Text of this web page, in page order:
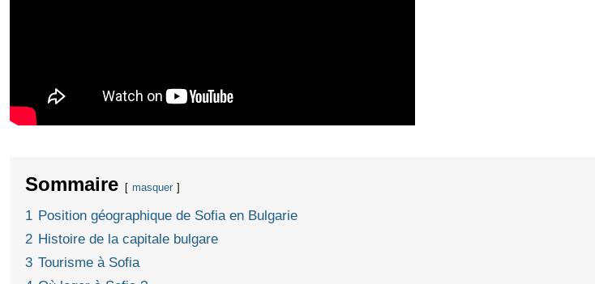
Sommaire masquer
1 Position géographique de Sofia en Bulgarie
2 Histoire de la capitale bulgare
3 Tourisme à Sofia